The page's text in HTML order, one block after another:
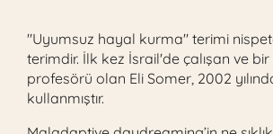
"Uyumsuz hayal kurma" terimi
terimdir. İlk kez İsrail'de çalışan ve
profesörü olan Eli Somer, 2002
kullanmıştır.